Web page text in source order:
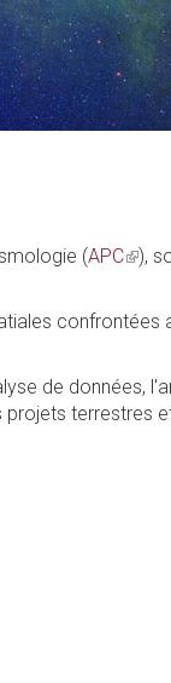
(APC(link
),
de données,
terrestres